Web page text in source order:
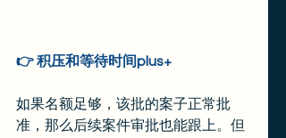
👉 积压和等待时间plus+
如果名额足够，该批的案子正常批
准，那么后续案件审批也能跟上。但